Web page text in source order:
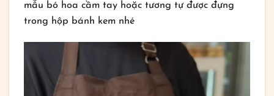
mẫu bó hoa cầm tay hoặc tương tự được đựng
trong hộp bánh kem nhé